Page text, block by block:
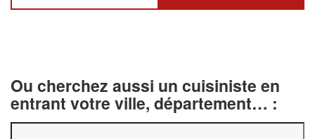
Ou cherchez aussi un cuisiniste en
entrant votre ville, département… :